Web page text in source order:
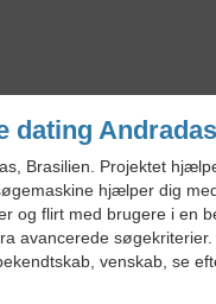
dating
Brasilien. Projektet
hjælper dig
og flirt med brugere i en
avancerede
venskab, se